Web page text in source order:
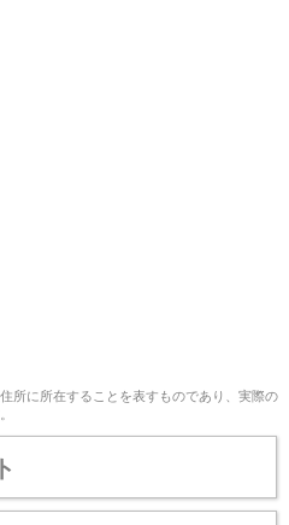
所に所在することを表すものであり、実際の